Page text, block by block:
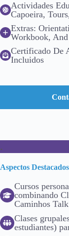
Actividades
Capoeira,
Extras:
Workbook,
Certificado De
Incluidos
.
Aspectos
Cursos
combinando
Caminhos Talk
Clases
estudiantes)